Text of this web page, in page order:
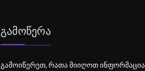
Გამოწერა
გამოიწერეთ, რათა მიიღოთ ინფორმაცია